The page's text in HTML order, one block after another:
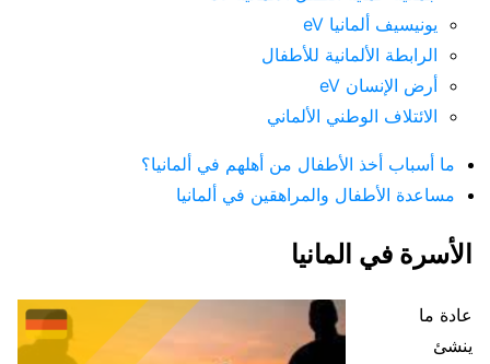
يونيسيف ألمانيا eV
الرابطة الألمانية للأطفال
أرض الإنسان eV
الائتلاف الوطني الألماني
ما أسباب أخذ الأطفال من أهلهم في ألمانيا؟
مساعدة الأطفال والمراهقين في ألمانيا
الأسرة في المانيا
عادة ما
ينشئ